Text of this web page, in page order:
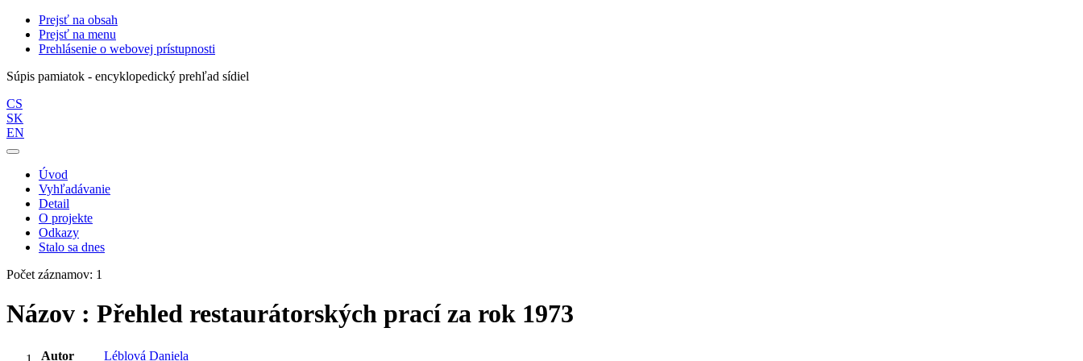
Prejsť na obsah
Prejsť na menu
Prehlásenie o webovej prístupnosti
Súpis pamiatok - encyklopedický prehľad sídiel
CS
SK
EN
Úvod
Vyhľadávanie
Detail
O projekte
Odkazy
Stalo sa dnes
Počet záznamov: 1
Názov : Přehled restaurátorských prací za rok 1973
Autor
Léblová Daniela